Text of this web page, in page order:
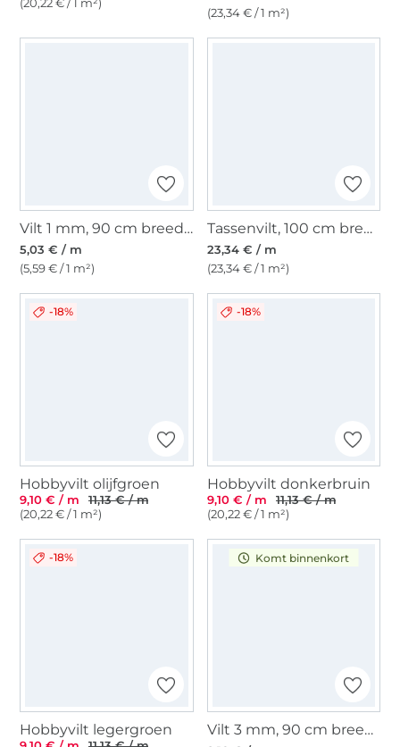
(23,34 € / 1 m²)
Vilt 1 mm, 90 cm breed, middengroen
5,03 € / m
(5,59 € / 1 m²)
Tassenvilt, 100 cm breed, antracietgrijs
23,34 € / m
(23,34 € / 1 m²)
-18%
Hobbyvilt olijfgroen
9,10 € / m
11,13 € / m
(20,22 € / 1 m²)
-18%
Hobbyvilt donkerbruin
9,10 € / m
11,13 € / m
(20,22 € / 1 m²)
-18%
Hobbyvilt legergroen
Komt binnenkort
Vilt 3 mm, 90 cm breed, roze